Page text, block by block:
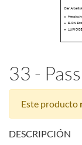
33 -
Este producto
DESCRIPCIÓN